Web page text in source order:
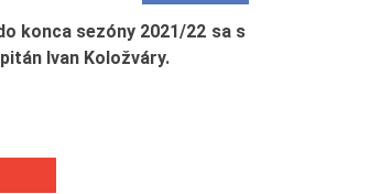
konca sezóny 2021/22 sa s
Ivan Koložváry.